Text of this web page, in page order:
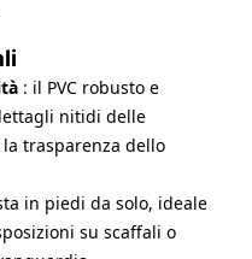
: il PVC robusto e
nitidi delle
trasparenza dello
in piedi da solo, ideale
su scaffali o